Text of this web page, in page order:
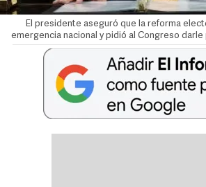
El presidente aseguró que la reforma
emergencia nacional y pidió al Congreso darle